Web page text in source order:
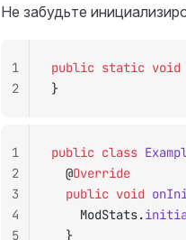
Не забудьте
public static void
}
1
2
public class
	@
Override
	public
void
		ModStats.
	}
1
2
3
4
5